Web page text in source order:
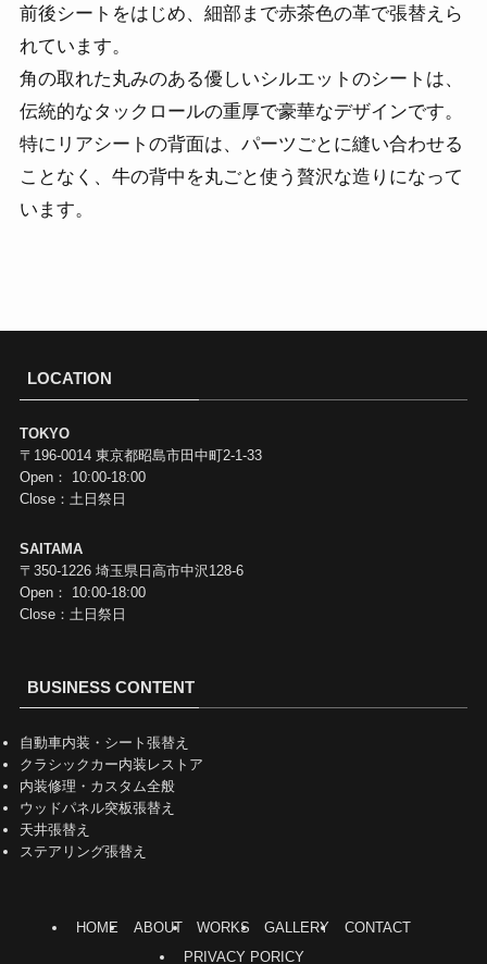
前後シートをはじめ、細部まで赤茶色の革で張替えら
れています。
角の取れた丸みのある優しいシルエットのシートは、
伝統的なタックロールの重厚で豪華なデザインです。
特にリアシートの背面は、パーツごとに縫い合わせる
ことなく、牛の背中を丸ごと使う贅沢な造りになって
います。
LOCATION
TOKYO
〒196-0014 東京都昭島市田中町2-1-33
Open： 10:00-18:00
Close：土日祭日
SAITAMA
〒350-1226 埼玉県日高市中沢128-6
Open： 10:00-18:00
Close：土日祭日
BUSINESS CONTENT
自動車内装・シート張替え
クラシックカー内装レストア
内装修理・カスタム全般
ウッドパネル突板張替え
天井張替え
ステアリング張替え
HOME ABOUT WORKS GALLERY
CONTACT
PRIVACY PORICY